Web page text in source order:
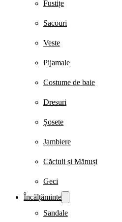
Fustițe
Sacouri
Veste
Pijamale
Costume de baie
Dresuri
Șosete
Jambiere
Căciuli și Mănuși
Geci
Încălțăminte
Sandale